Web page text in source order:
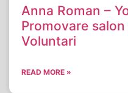
Anna Roman –
Promovare
Voluntari
READ MORE »